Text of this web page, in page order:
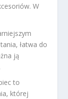
W
łatwa do
ją
to
której